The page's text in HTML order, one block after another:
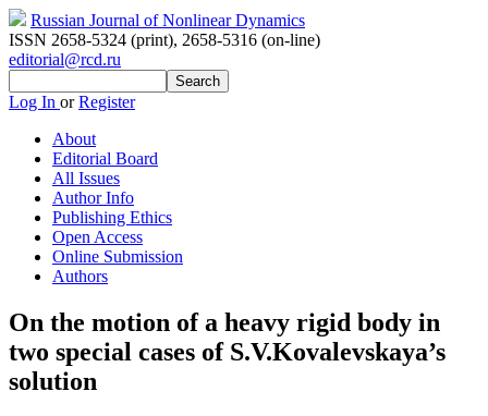
Russian Journal of Nonlinear Dynamics
ISSN 2658-5324 (print), 2658-5316 (on-line)
editorial@rcd.ru
Log In orRegister
About
Editorial Board
All Issues
Author Info
Publishing Ethics
Open Access
Online Submission
Authors
On the motion of a heavy rigid body in
two special cases of S.V.Kovalevskaya’s
solution
1